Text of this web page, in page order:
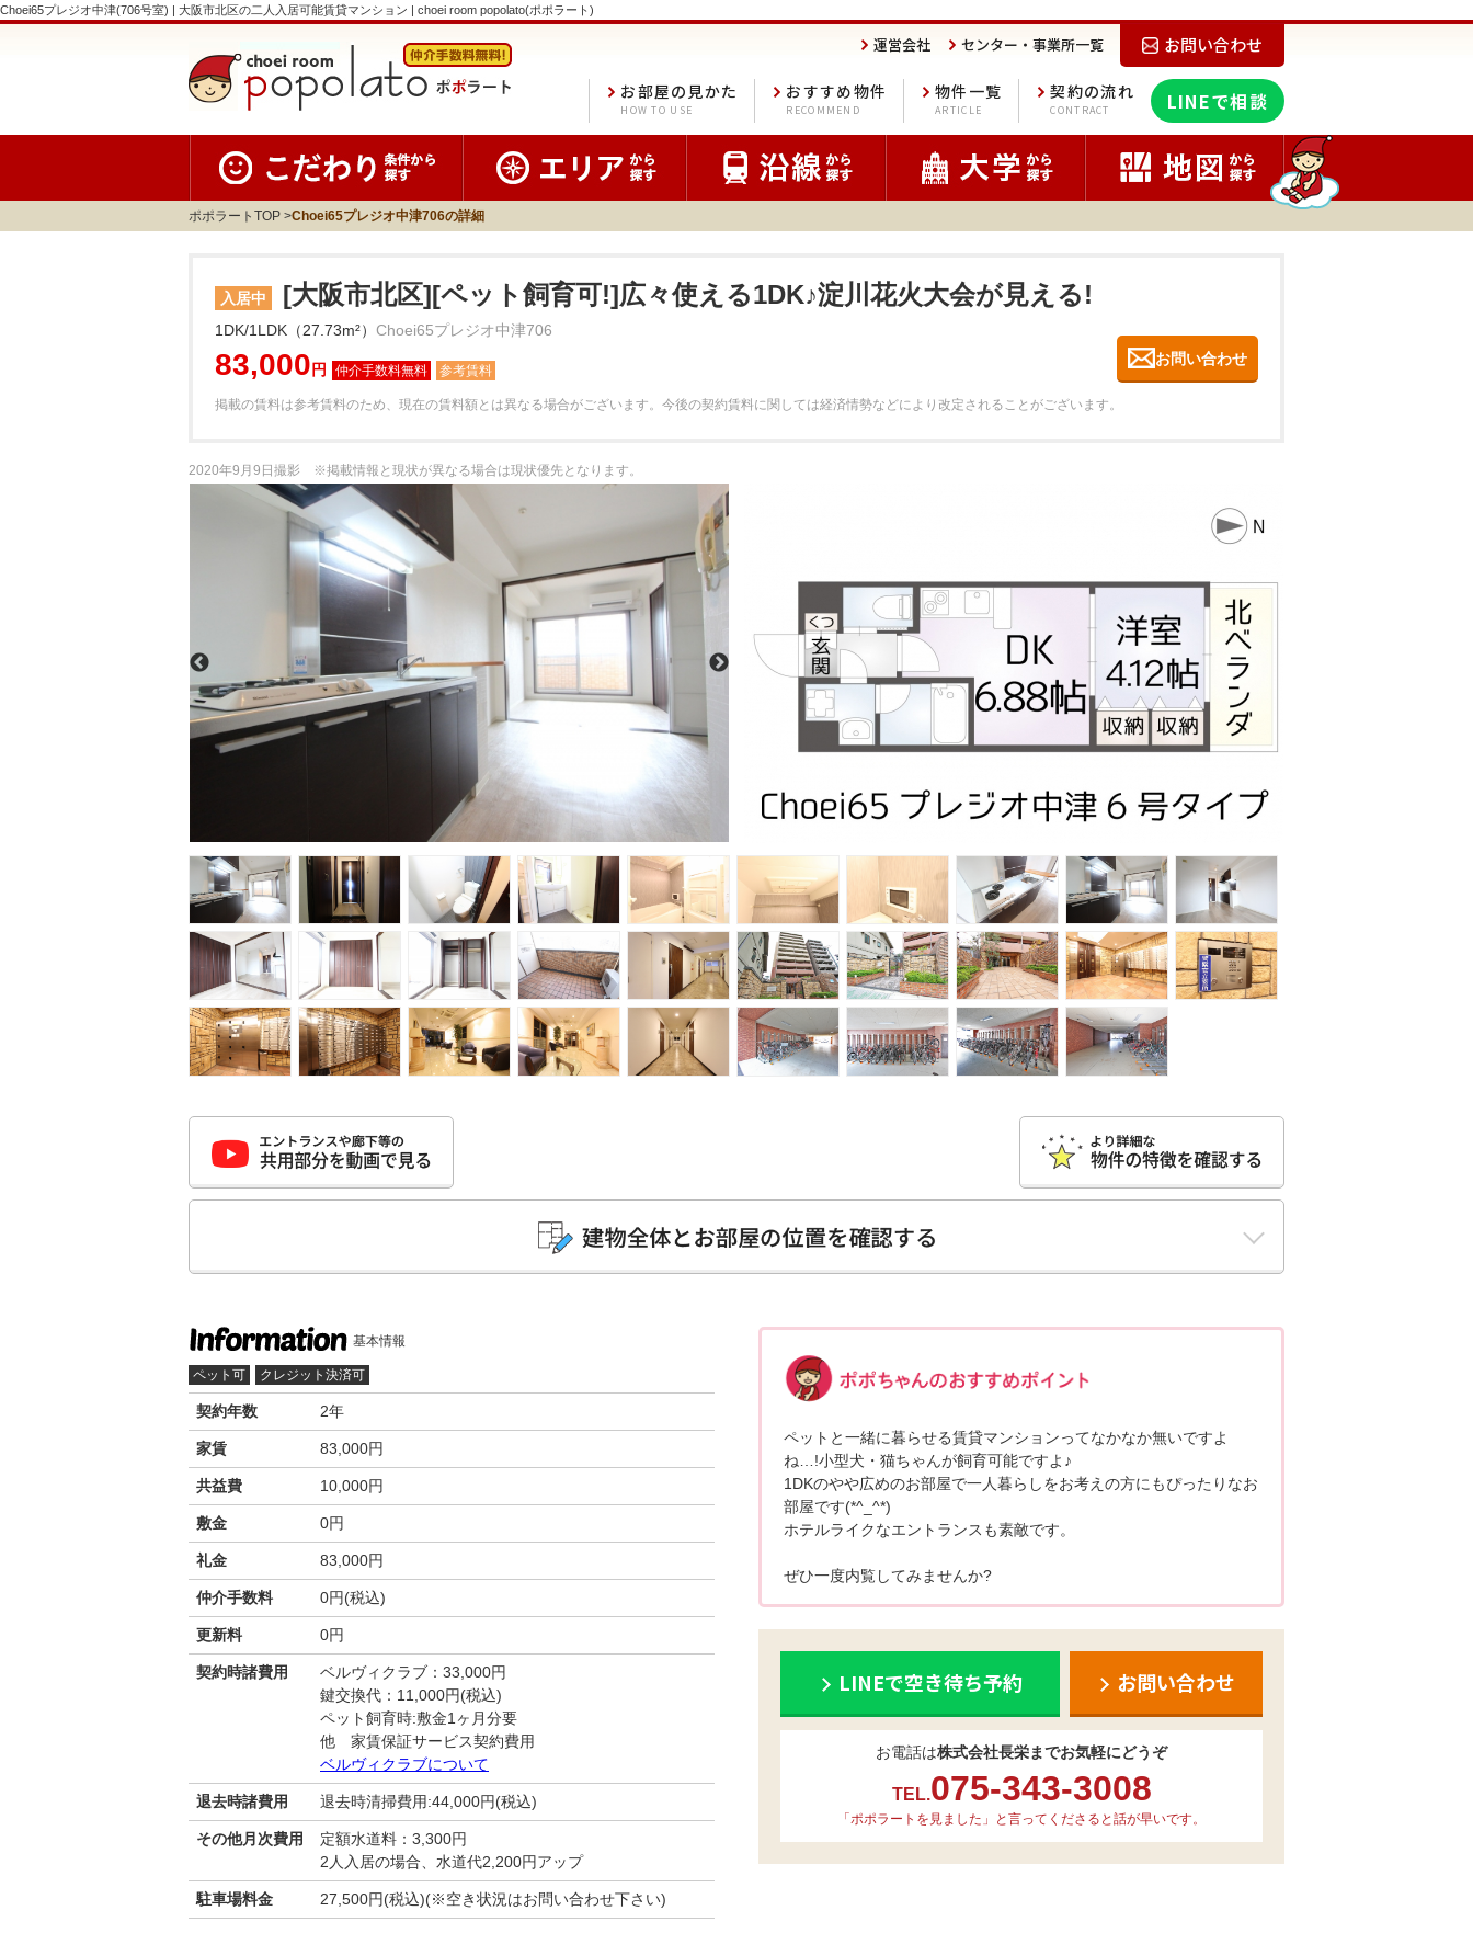
Choei65プレジオ中津(706号室) | 大阪市北区の二人入居可能賃貸マンション | choei room popolato(ポポラート)
お問い合わせ
センター・事業所一覧
運営会社
LINEで相談
契約の流れ
CONTRACT
物件一覧
ARTICLE
おすすめ物件
RECOMMEND
お部屋の見かた
HOW TO USE
ポポラートTOP Choei65プレジオ中津706の詳細
入居中 [大阪市北区][ペット飼育可!]広々使える1DK♪淀川花火大会が見える!
1DK/1LDK（27.73m²） Choei65プレジオ中津706
83,000 円 参考賃料
お問い合わせ
掲載の賃料は参考賃料のため、現在の賃料額とは異なる場合がございます。 今後の契約賃料に関しては経済情勢などにより改定されることがございます。
2020年9月9日撮影 ※掲載情報と現状が異なる場合は現状優先となります。
基本情報
ペット可 クレジット決済可
契約年数 2年
家賃 83,000円
共益費 10,000円
敷金 0円
礼金 83,000円
仲介手数料 0円(税込)
更新料 0円
契約時諸費用
ベルヴィクラブ：33,000円
鍵交換代：11,000円(税込)
ペット飼育時:敷金1ヶ月分要
他 家賃保証サービス契約費用
ベルヴィクラブについて
退去時諸費用 退去時清掃費用:44,000円(税込)
その他月次費用
定額水道料：3,300円
2人入居の場合、水道代2,200円アップ
駐車場料金 27,500円(税込)(※空き状況はお問い合わせ下さい)
ペットと一緒に暮らせる賃貸マンションってなかなか無いですよ
ね…!小型犬・猫ちゃんが飼育可能ですよ♪
1DKのやや広めのお部屋で一人暮らしをお考えの方にもぴったりなお
部屋です(*^_^*)
ホテルライクなエントランスも素敵です。
ぜひ一度内覧してみませんか?
LINEで空き待ち予約 お問い合わせ
お電話は株式会社長栄までお気軽にどうぞ
TEL.075-343-3008
「ポポラートを見ました」と言ってくださると話が早いです。